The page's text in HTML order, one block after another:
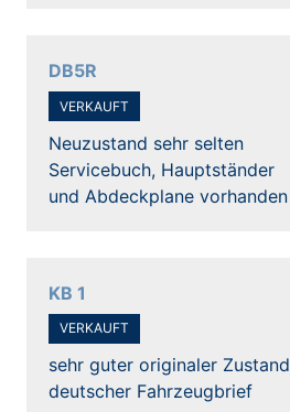
DB5R
VERKAUFT
Neuzustand sehr selten
Servicebuch, Hauptständer
und Abdeckplane vorhanden
KB 1
VERKAUFT
sehr guter originaler Zustand
deutscher Fahrzeugbrief